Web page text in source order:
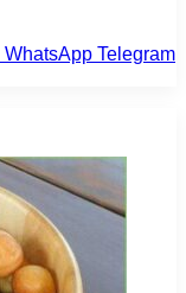
WhatsApp Telegram